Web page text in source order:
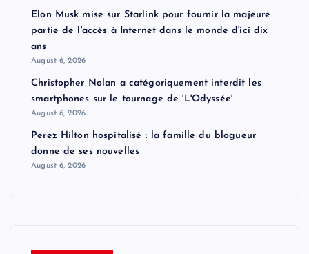
Elon Musk mise sur Starlink pour fournir la majeure
partie de l'accès à Internet dans le monde d'ici dix
ans
August 6, 2026
Christopher Nolan a catégoriquement interdit les
smartphones sur le tournage de 'L'Odyssée'
August 6, 2026
Perez Hilton hospitalisé : la famille du blogueur
donne de ses nouvelles
August 6, 2026